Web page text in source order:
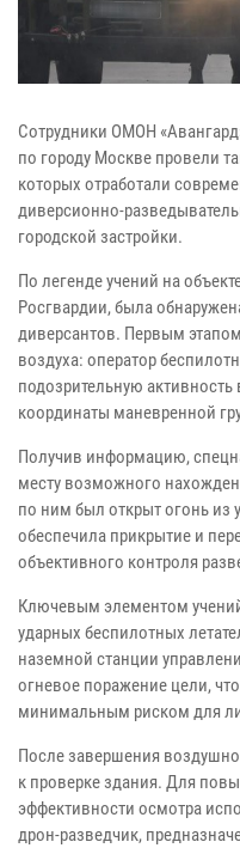
Сотрудники ОМОН
по городу Москве провели
которых отработали
диверсионно-
городской застройки.
По легенде учений на
Росгвардии, была
диверсантов. Первым
воздуха: оператор
подозрительную
координаты маневренной
Получив информацию,
месту возможного
по ним был открыт огонь из
обеспечила прикрытие и
объективного контроля
Ключевым элементом
ударных беспилотных
наземной станции
огневое поражение цели,
минимальным риском для
После завершения
к проверке здания. Для
эффективности осмотра
дрон-разведчик,